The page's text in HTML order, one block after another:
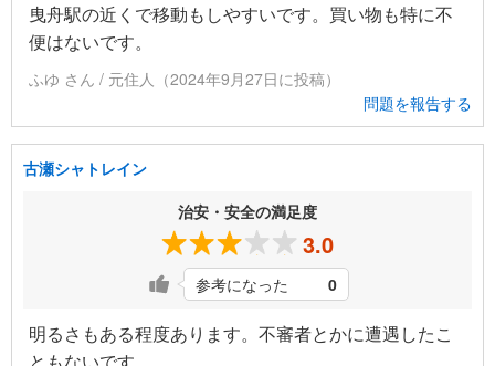
曳舟駅の近くで移動もしやすいです。買い物も特に不
便はないです。
ふゆ さん / 元住人（2024年9月27日に投稿）
問題を報告する
古瀬シャトレイン
治安・安全の満足度
3.0
参考になった 0
明るさもある程度あります。不審者とかに遭遇したこ